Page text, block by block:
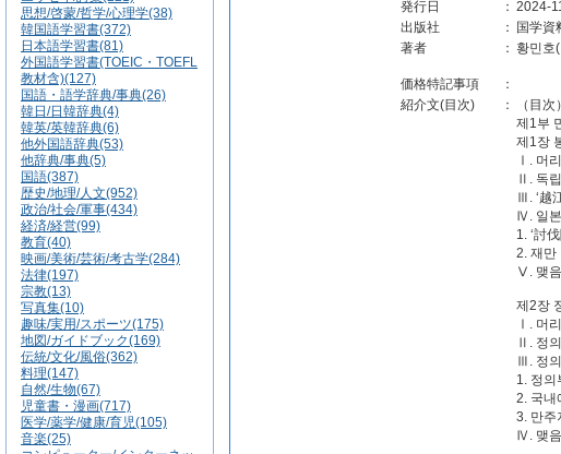
思想/啓蒙/哲学/心理学(38)
韓国語学習書(372)
日本語学習書(81)
外国語学習書(TOEIC・TOEFL
教材含)(127)
国語・語学辞典/事典(26)
韓日/日韓辞典(4)
韓英/英韓辞典(6)
他外国語辞典(53)
他辞典/事典(5)
国語(387)
歴史/地理/人文(952)
政治/社会/軍事(434)
経済/経営(99)
教育(40)
映画/美術/芸術/考古学(284)
法律(197)
宗教(13)
写真集(10)
趣味/実用/スポーツ(175)
地図/ガイドブック(169)
伝統/文化/風俗(362)
料理(147)
自然/生物(67)
児童書・漫画(717)
医学/薬学/健康/育児(105)
音楽(25)
発行日
： 2024-
出版社
：
国学資
著者
： 황민호
価格特記事項
：
紹介文(目次)
：
（目次）
제1부
제1장
Ⅰ. 머
Ⅱ. 독
Ⅲ. ‘越
Ⅳ. 일
1. ‘討
2. 재만
Ⅴ. 맺
제2장
Ⅰ. 머
Ⅱ. 정
Ⅲ. 정
1. 정의
2. 국내
3. 만주
Ⅳ. 맺